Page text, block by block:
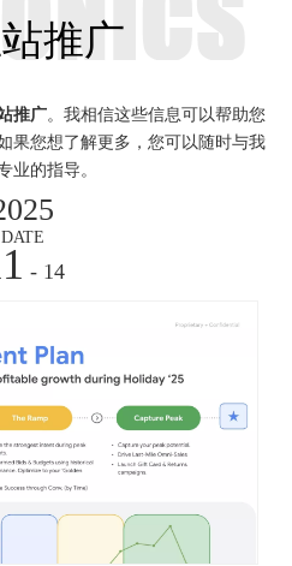
推广
推广。我相信这些信息可以帮助您
果您想了解更多，您可以随时与我
业的指导。
DATE
- 14